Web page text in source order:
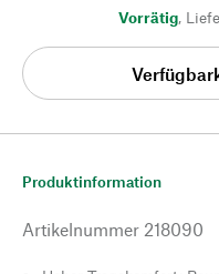
Vorrätig,
Produktinformation
Artikelnummer 218090